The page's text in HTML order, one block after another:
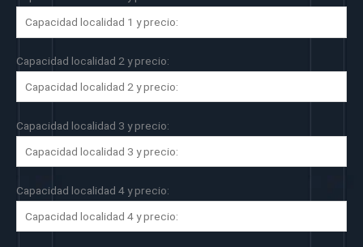
Capacidad localidad 2 y precio:
Capacidad localidad 3 y precio:
Capacidad localidad 4 y precio: